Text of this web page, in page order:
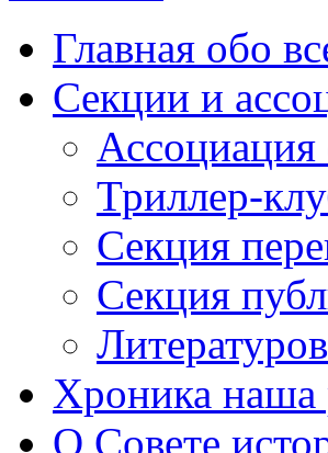
Главная обо
Секции и
Ассоциация
Триллер-
Секция
Секция
Хроника наша
О Совете